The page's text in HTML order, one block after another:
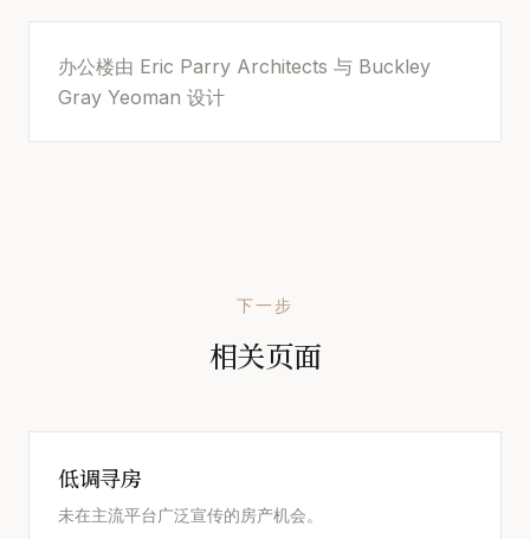
办公楼由 Eric Parry Architects 与 Buckley
Gray Yeoman 设计
下一步
相关页面
低调寻房
未在主流平台广泛宣传的房产机会。